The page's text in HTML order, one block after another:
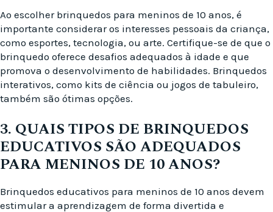
Ao escolher brinquedos para meninos de 10 anos, é
importante considerar os interesses pessoais da criança,
como esportes, tecnologia, ou arte. Certifique-se de que o
brinquedo oferece desafios adequados à idade e que
promova o desenvolvimento de habilidades. Brinquedos
interativos, como kits de ciência ou jogos de tabuleiro,
também são ótimas opções.
3. QUAIS TIPOS DE BRINQUEDOS
EDUCATIVOS SÃO ADEQUADOS
PARA MENINOS DE 10 ANOS?
Brinquedos educativos para meninos de 10 anos devem
estimular a aprendizagem de forma divertida e